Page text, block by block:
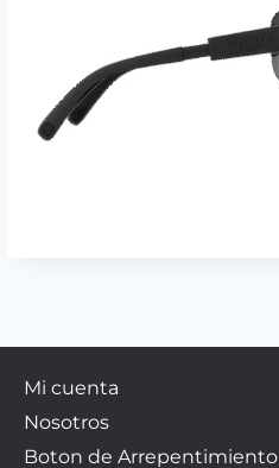
Mi cuenta
Nosotros
Boton de Arrepentimiento